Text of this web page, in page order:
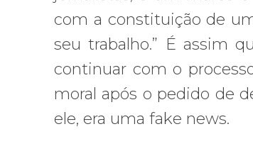
com a constituição de
seu trabalho.” É assim
continuar com o
moral após o pedido de
ele, era uma fake news.